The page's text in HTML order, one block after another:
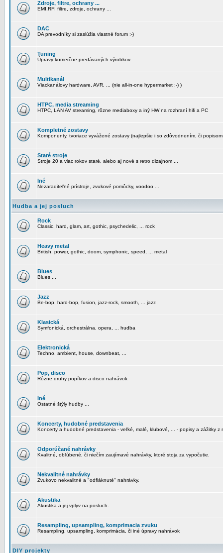
Zdroje, filtre, ochrany ...
EMI,RFI filtre, zdroje, ochrany ...
DAC
DA prevodníky si zaslúžia vlastné forum :-)
Tuning
Úpravy komerčne predávaných výrobkov.
Multikanál
Viackanálovy hardware, AVR, ... (nie all-in-one hypermarket :-) )
HTPC, media streaming
HTPC, LAN AV streaming, rôzne mediaboxy a iný HW na rozhraní hifi a PC
Kompletné zostavy
Komponenty, tvoriace vyvážené zostavy (najlepšie i so zdôvodnením, či
Staré stroje
Stroje 20 a viac rokov staré, alebo aj nové s retro dizajnom ...
Iné
Nezaraditeľné prístroje, zvukové pomôcky, voodoo ...
Hudba a jej posluch
Rock
Classic, hard, glam, art, gothic, psychedelic, ... rock
Heavy metal
British, power, gothic, doom, symphonic, speed, ... metal
Blues
Blues ...
Jazz
Be-bop, hard-bop, fusion, jazz-rock, smooth, ... jazz
Klasická
Symfonická, orchestrálna, opera, ... hudba
Elektronická
Techno, ambient, house, downbeat, ...
Pop, disco
Rôzne druhy popíkov a disco nahrávok
Iné
Ostatné štýly hudby ...
Koncerty, hudobné predstavenia
Koncerty a hudobné predstavenia - veľké, malé, klubové, ... - popisy a zážitky z
Odporúčané nahrávky
Kvalitné, obľúbené, či niečím zaujímavé nahrávky, ktoré stoja za vypočutie.
Nekvalitné nahrávky
Zvukovo nekvalitné a "odfláknuté" nahrávky.
Akustika
Akustika a jej vplyv na posluch.
Resampling, upsampling, komprimacia zvuku
Resampling, upsampling, komprimácia, či iné úpravy nahrávok
DIY projekty